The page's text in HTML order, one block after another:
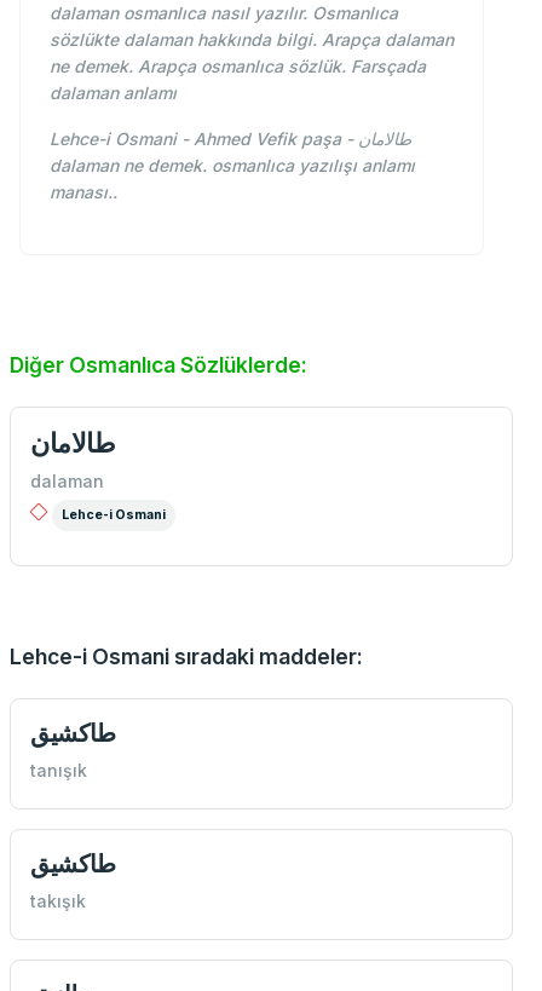
dalaman osmanlıca nasıl yazılır. Osmanlıca
sözlükte dalaman hakkında bilgi. Arapça dalaman
ne demek. Arapça osmanlıca sözlük. Farsçada
dalaman anlamı
Lehce-i Osmani - Ahmed Vefik paşa - طالامان
dalaman ne demek. osmanlıca yazılışı anlamı
manası..
Diğer Osmanlıca Sözlüklerde:
طالامان
dalaman
Lehce-i Osmani
Lehce-i Osmani sıradaki maddeler:
طاكشيق
tanışık
طاكشيق
takışık